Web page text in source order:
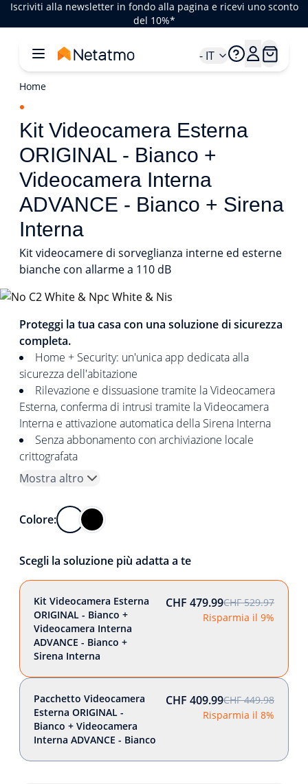
Iscriviti alla newsletter in fondo alla pagina e ricevi uno sconto
del 10%*
- IT
Home
Kit Videocamera Esterna
ORIGINAL - Bianco +
Videocamera Interna
ADVANCE - Bianco + Sirena
Interna
Kit videocamere di sorveglianza interne ed esterne
bianche con allarme a 110 dB
Proteggi la tua casa con una soluzione di sicurezza
completa.
Home + Security: un'unica app dedicata alla
sicurezza dell'abitazione
Rilevazione e dissuasione tramite la Videocamera
Esterna, conferma di intrusi tramite la Videocamera
Interna e attivazione automatica della Sirena Interna
Senza abbonamento con archiviazione locale
crittografata
Mostra altro
Colore:
Scegli la soluzione più adatta a te
Kit Videocamera Esterna
ORIGINAL - Bianco +
Videocamera Interna
ADVANCE - Bianco +
Sirena Interna
CHF 479.99CHF 529.97
Risparmia il 9%
Pacchetto Videocamera
Esterna ORIGINAL -
Bianco + Videocamera
Interna ADVANCE - Bianco
CHF 409.99CHF 449.98
Risparmia il 8%